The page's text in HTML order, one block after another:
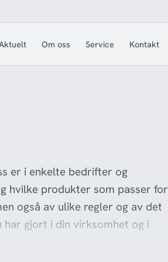
Om oss Service Kontakt
er i enkelte bedrifter og
hvilke produkter som passer for
også av ulike regler og av det
gjort i din virksomhet og i